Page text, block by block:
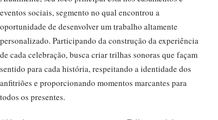
eventos sociais, segmento no qual encontrou a
oportunidade de desenvolver um trabalho altamente
personalizado. Participando da construção da experiência
de cada celebração, busca criar trilhas sonoras que façam
sentido para cada história, respeitando a identidade dos
anfitriões e proporcionando momentos marcantes para
todos os presentes.